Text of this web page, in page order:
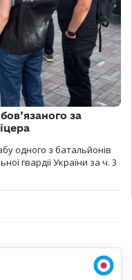
за
одного з батальйонів
гвардії України за ч. 3